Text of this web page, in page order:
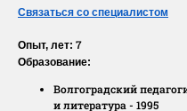
Связаться со специалистом
Опыт, лет: 7
Образование:
Волгоградский
и литература - 1995